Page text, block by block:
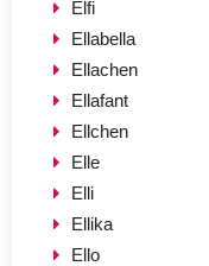
Elfi
Ellabella
Ellachen
Ellafant
Ellchen
Elle
Elli
Ellika
Ello